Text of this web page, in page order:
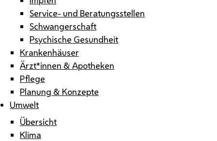
Service- und Beratungsstellen
Schwangerschaft
Psychische Gesundheit
Krankenhäuser
Ärzt*innen & Apotheken
Pflege
Planung & Konzepte
Umwelt
Übersicht
Klima